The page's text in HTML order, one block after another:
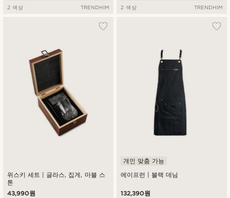
2 색상 TRENDHIM 2 색상 TRENDHIM
위스키 세트 | 글라스, 집게, 마블 스
톤
43,990원
에이프런 | 블랙 데님
개인 맞춤 가능
132,390원